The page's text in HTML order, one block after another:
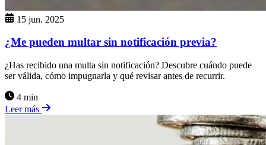
15 jun. 2025
¿Me pueden multar sin notificación previa?
¿Has recibido una multa sin notificación? Descubre cuándo puede
ser válida, cómo impugnarla y qué revisar antes de recurrir.
4 min
Leer más